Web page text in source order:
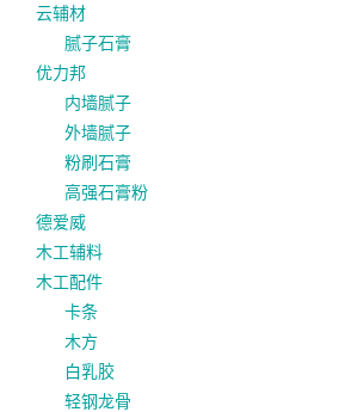
云辅材
腻子石膏
优力邦
内墙腻子
外墙腻子
粉刷石膏
高强石膏粉
德爱威
木工辅料
木工配件
卡条
木方
白乳胶
轻钢龙骨